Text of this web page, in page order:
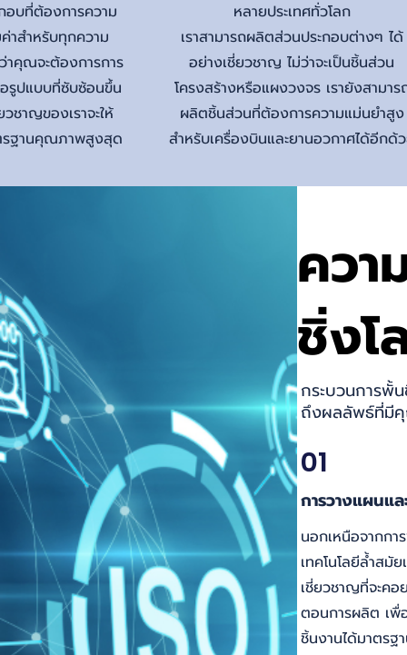
อบที่ต้องการความ
าสำหรับทุกความ
าคุณจะต้องการการ
รูปแบบที่ซับซ้อนขึ้น
ชาญของเราจะให้
ฐานคุณภาพสูงสุด
หลายประเทศทั่วโลก
เราสามารถผลิตส่วนประกอบต่างๆ ได้
อย่างเชี่ยวชาญ ไม่ว่าจะเป็นชิ้นส่วน
โครงสร้างหรือแผงวงจร เรายังสามาร
ผลิตชิ้นส่วนที่ต้องการความแม่นยำสูง
สำหรับเครื่องบินและยานอวกาศได้อีกด้
ควา
ชิ่งโ
กระบวนการพั้
ถึงผลลัพธ์ที่มี
01
การวางแผนแล
นอกเหนือจากกา
เทคโนโลยีล้ำสมั
เชี่ยวชาญที่จะค
ตอนการผลิต เพื่
ชิ้นงานได้มาตร